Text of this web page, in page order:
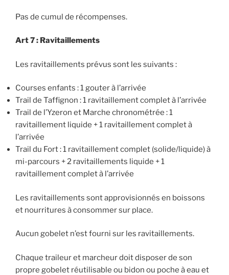
Pas de cumul de récompenses.
Art 7 : Ravitaillements
Les ravitaillements prévus sont les suivants :
Courses enfants : 1 gouter à l’arrivée
Trail de Taffignon : 1 ravitaillement complet à l’arrivée
Trail de l’Yzeron et Marche chronométrée : 1
ravitaillement liquide + 1 ravitaillement complet à
l’arrivée
Trail du Fort : 1 ravitaillement complet (solide/liquide) à
mi-parcours + 2 ravitaillements liquide + 1
ravitaillement complet à l’arrivée
Les ravitaillements sont approvisionnés en boissons
et nourritures à consommer sur place.
Aucun gobelet n’est fourni sur les ravitaillements.
Chaque traileur et marcheur doit disposer de son
propre gobelet réutilisable ou bidon ou poche à eau et